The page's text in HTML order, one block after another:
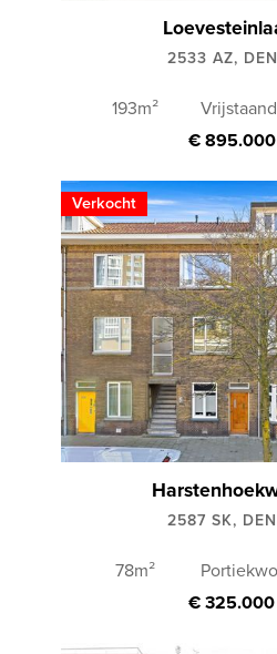
2533 AZ,
193m²
€
Verkocht
2587 SK,
78m²
€